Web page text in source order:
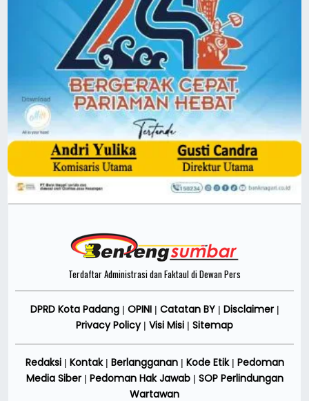
Terdaftar Administrasi dan Faktaul di Dewan Pers
DPRD Kota Padang| OPINI Catatan BY| Disclaimer|
Privacy Policy| Visi Misi Sitemap
Redaksi| Kontak| Berlangganan| Kode Etik| Pedoman
Media Siber| Pedoman Hak Jawab| SOP Perlindungan
Wartawan